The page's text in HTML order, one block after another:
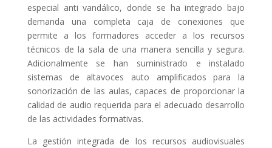
especial anti vandálico, donde se ha integrado bajo
demanda una completa caja de conexiones que
permite a los formadores acceder a los recursos
técnicos de la sala de una manera sencilla y segura.
Adicionalmente se han suministrado e instalado
sistemas de altavoces auto amplificados para la
sonorización de las aulas, capaces de proporcionar la
calidad de audio requerida para el adecuado desarrollo
de las actividades formativas.
La gestión integrada de los recursos audiovisuales